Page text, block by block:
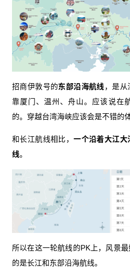
招商伊敦号的东部沿海航线，是
靠厦门、温州、舟山。应该说在
的。穿越台湾海峡应该会是不错的体
和长江航线相比，一个沿着大江大
线。
所以在这一轮航线的PK上，风景
的是长江和东部沿海航线。